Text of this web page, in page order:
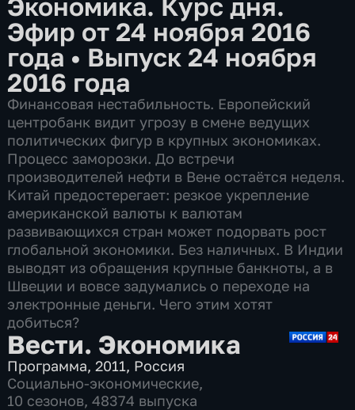
Эфир от 24 ноября 2016
года • Выпуск 24 ноября
2016 года
Финансовая нестабильность. Европейский
центробанк видит угрозу в смене ведущих
политических фигур в крупных экономиках.
Процесс заморозки. До встречи
производителей нефти в Вене остаётся неделя.
Китай предостерегает: резкое укрепление
американской валюты к валютам
развивающихся стран может подорвать рост
глобальной экономики. Без наличных. В Индии
выводят из обращения крупные банкноты, а в
Швеции и вовсе задумались о переходе на
электронные деньги. Чего этим хотят
добиться?
Вести. Экономика
Программа,2011, Россия
Социально-экономические,
10 сезонов, 48374 выпуска